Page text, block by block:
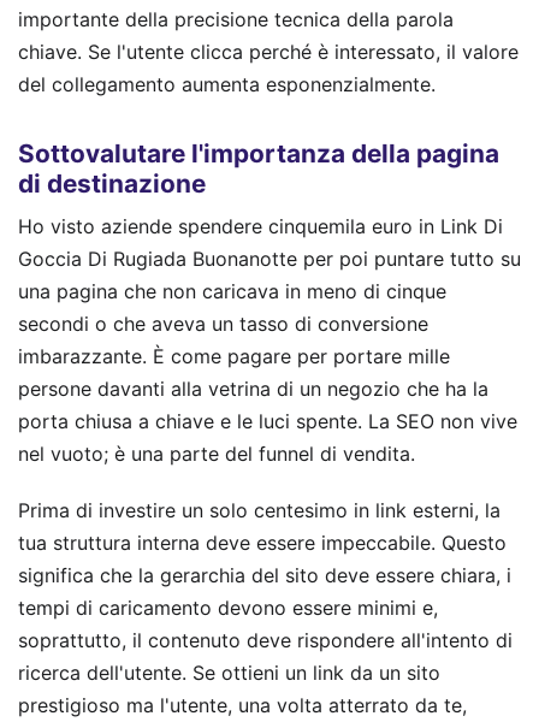
importante della precisione tecnica della parola
chiave. Se l'utente clicca perché è interessato, il valore
del collegamento aumenta esponenzialmente.
Sottovalutare l'importanza della pagina
di destinazione
Ho visto aziende spendere cinquemila euro in Link Di
Goccia Di Rugiada Buonanotte per poi puntare tutto su
una pagina che non caricava in meno di cinque
secondi o che aveva un tasso di conversione
imbarazzante. È come pagare per portare mille
persone davanti alla vetrina di un negozio che ha la
porta chiusa a chiave e le luci spente. La SEO non vive
nel vuoto; è una parte del funnel di vendita.
Prima di investire un solo centesimo in link esterni, la
tua struttura interna deve essere impeccabile. Questo
significa che la gerarchia del sito deve essere chiara, i
tempi di caricamento devono essere minimi e,
soprattutto, il contenuto deve rispondere all'intento di
ricerca dell'utente. Se ottieni un link da un sito
prestigioso ma l'utente, una volta atterrato da te,